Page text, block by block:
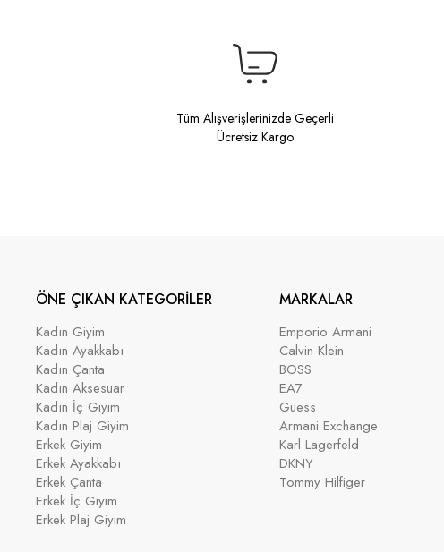
Tüm Alışverişlerinizde Geçerli
Ücretsiz Kargo
ÖNE ÇIKAN KATEGORİLER
Kadın Giyim
Kadın Ayakkabı
Kadın Çanta
Kadın Aksesuar
Kadın İç Giyim
Kadın Plaj Giyim
Erkek Giyim
Erkek Ayakkabı
Erkek Çanta
Erkek İç Giyim
Erkek Plaj Giyim
MARKALAR
Emporio Armani
Calvin Klein
BOSS
EA7
Guess
Armani Exchange
Karl Lagerfeld
DKNY
Tommy Hilfiger